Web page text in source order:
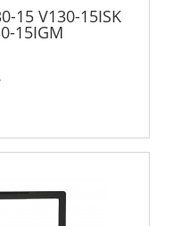
15 V130-15ISK
15IGM